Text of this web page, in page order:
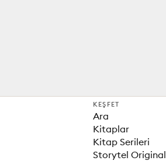
KEŞFET
Ara
Kitaplar
Kitap Serileri
Storytel Original